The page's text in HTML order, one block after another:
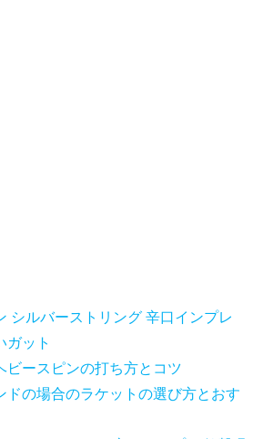
シルバーストリング 辛口インプレ
ガット
ビースピンの打ち方とコツ
ドの場合のラケットの選び方とおす